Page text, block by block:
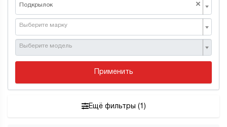
×
Подкрылок
Выберите марку
Выберите модель
Применить
Ещё фильтры (1)